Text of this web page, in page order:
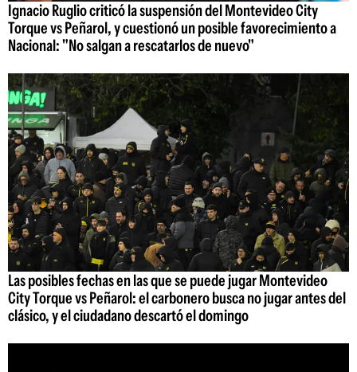
Ignacio Ruglio criticó la suspensión del Montevideo City
Torque vs Peñarol, y cuestionó un posible favorecimiento a
Nacional: "No salgan a rescatarlos de nuevo"
Las posibles fechas en las que se puede jugar Montevideo
City Torque vs Peñarol: el carbonero busca no jugar antes del
clásico, y el ciudadano descartó el domingo